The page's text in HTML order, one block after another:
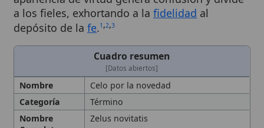
Cuadro resumen
Nombre Celo por la novedad
Término
Completo
Zelus novitatis
Descripción Inclinación excesiva hacia la
innovación que aparta de la verdad
revelada y latradición apostólica.
Actitud espiritual e intelectual que